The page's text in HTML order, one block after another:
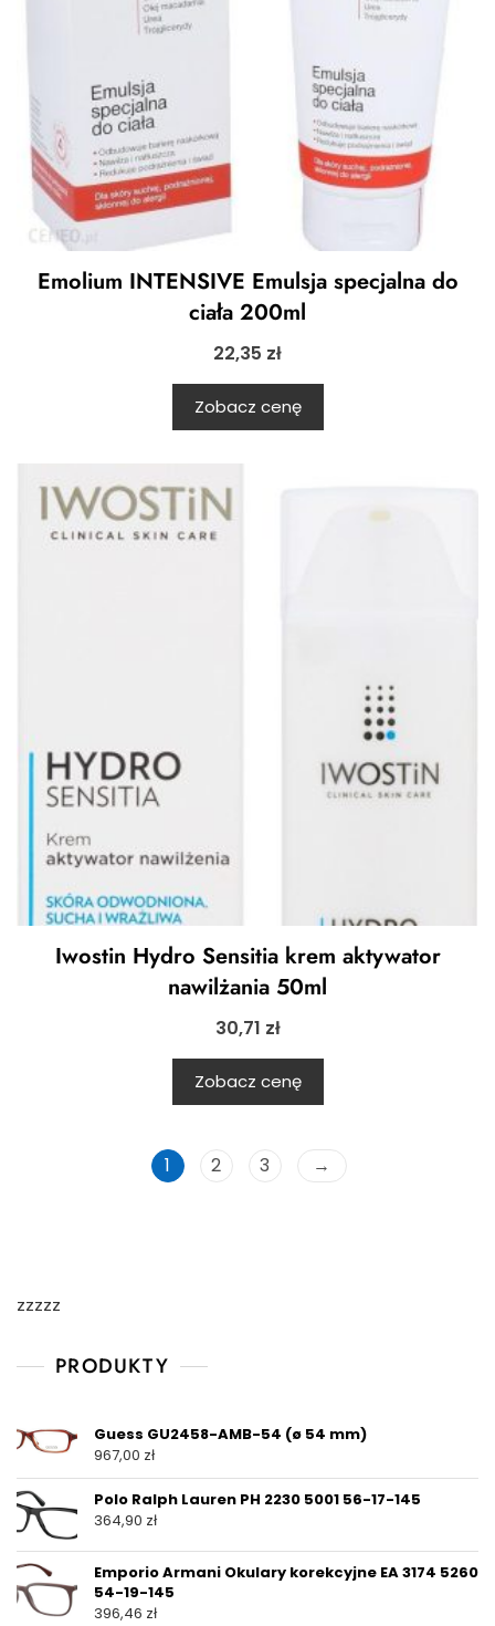
Emolium INTENSIVE Emulsja specjalna do
ciała 200ml
22,35 zł
Zobacz cenę
Iwostin Hydro Sensitia krem aktywator
nawilżania 50ml
30,71 zł
Zobacz cenę
1 2 3 →
zzzzz
PRODUKTY
Guess GU2458-AMB-54 (ø 54 mm)
967,00 zł
Polo Ralph Lauren PH 2230 5001 56-17-145
364,90 zł
Emporio Armani Okulary korekcyjne EA 3174 5260
54-19-145
396,46 zł